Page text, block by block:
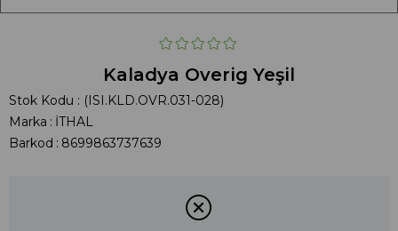
Kaladya Overig Yeşil
Stok Kodu
(ISI.KLD.OVR.031-028)
Marka : İTHAL
Barkod : 8699863737639